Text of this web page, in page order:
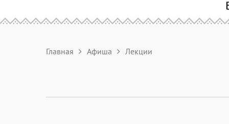
Главная Афиша Лекции